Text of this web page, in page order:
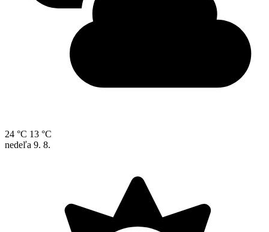
24 °C 13 °C
nedeľa 9. 8.